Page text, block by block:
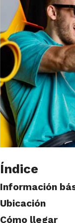
Índice
Información
Ubicación
Cómo llegar